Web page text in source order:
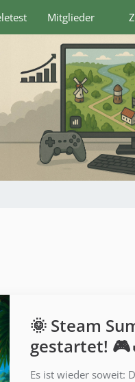
Mitglieder
🌞 Steam
gestartet!
Es ist wieder soweit: